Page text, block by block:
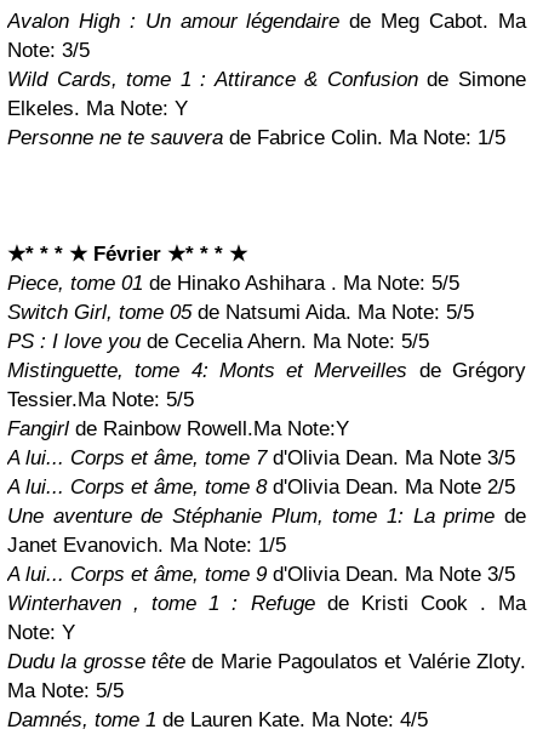
Avalon High : Un amour légendaire de Meg Cabot. Ma
Note: 3/5
Wild Cards, tome 1 : Attirance & Confusionde Simone
Elkeles. Ma Note: Y
Personne ne te sauvera de Fabrice Colin. Ma Note: 1/5
★* * * ★ Février ★* * * ★
Piece, tome 01 de Hinako Ashihara . Ma Note: 5/5
Switch Girl, tome 05de Natsumi Aida. Ma Note: 5/5
PS : I love you de Cecelia Ahern. Ma Note: 5/5
Mistinguette, tome 4: Monts et Merveilles de Grégory
Tessier.Ma Note: 5/5
Fangirl de Rainbow Rowell.Ma Note:Y
A lui... Corps et âme, tome 7d'Olivia Dean. Ma Note 3/5
A lui... Corps et âme, tome 8d'Olivia Dean. Ma Note 2/5
Une aventure de Stéphanie Plum, tome 1: La prime de
Janet Evanovich. Ma Note: 1/5
A lui... Corps et âme, tome 9 d'Olivia Dean. Ma Note 3/5
Winterhaven , tome 1 : Refugede Kristi Cook . Ma
Note: Y
Dudu la grosse têtede Marie Pagoulatos et Valérie Zloty.
Ma Note: 5/5
Damnés, tome 1 de Lauren Kate. Ma Note: 4/5